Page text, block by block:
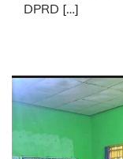
DPRD […]